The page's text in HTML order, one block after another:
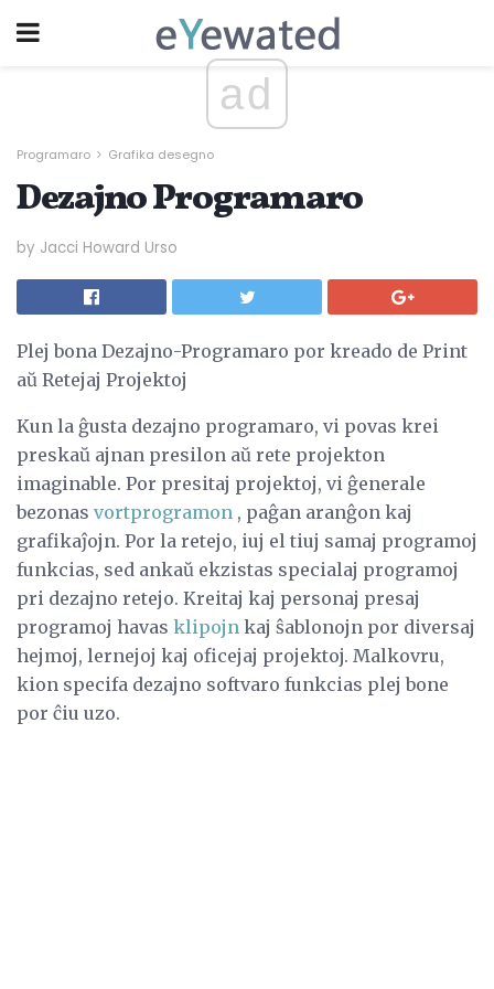
ad
Programaro Grafika desegno
Dezajno Programaro
by Jacci Howard Urso
Plej bona Dezajno-Programaro por kreado de Print
aŭ Retejaj Projektoj
Kun la ĝusta dezajno programaro, vi povas krei
preskaŭ ajnan presilon aŭ rete projekton
imaginable. Por presitaj projektoj, vi ĝenerale
bezonas vortprogramon , paĝan aranĝon kaj
grafikaĵojn. Por la retejo, iuj el tiuj samaj programoj
funkcias, sed ankaŭ ekzistas specialaj programoj
pri dezajno retejo. Kreitaj kaj personaj presaj
programoj havas klipojn kaj ŝablonojn por diversaj
hejmoj, lernejoj kaj oficejaj projektoj. Malkovru,
kion specifa dezajno softvaro funkcias plej bone
por ĉiu uzo.